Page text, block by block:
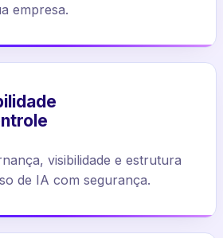
empresa.
visibilidade e estrutura
de IA com segurança.